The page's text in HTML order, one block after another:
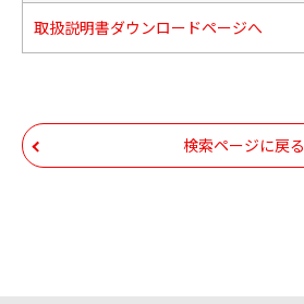
取扱説明書ダウンロードページへ
検索ページに戻る